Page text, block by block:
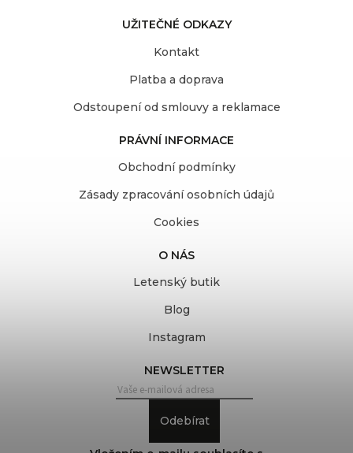
UŽITEČNÉ ODKAZY
Kontakt
Platba a doprava
Odstoupení od smlouvy a reklamace
PRÁVNÍ INFORMACE
Obchodní podmínky
Zásady zpracování osobních údajů
Cookies
O NÁS
Letenský butik
Blog
Instagram
NEWSLETTER
Odebírat